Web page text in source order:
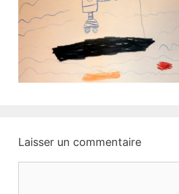
Laisser un commentaire